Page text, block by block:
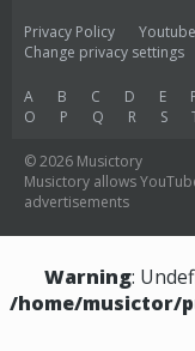
Privacy Policy
Change privacy settings
A B C D E
O
P Q R S
© 2026 Musictory
Musictory allows
advertisements
Warning:
/home/musictor/